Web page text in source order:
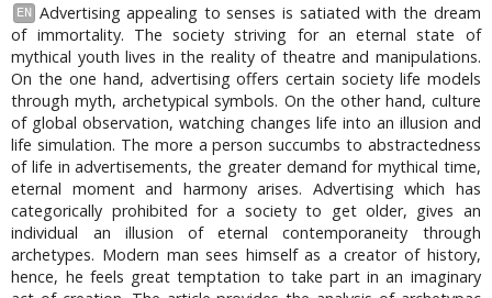
EN
Advertising appealing to senses is satiated with the dream
of immortality. The society striving for an eternal state of
mythical youth lives in the reality of theatre and manipulations.
On the one hand, advertising offers certain society life models
through myth, archetypical symbols. On the other hand, culture
of global observation, watching changes life into an illusion and
life simulation. The more a person succumbs to abstractedness
of life in advertisements, the greater demand for mythical time,
eternal moment and harmony arises. Advertising which has
categorically prohibited for a society to get older, gives an
individual an illusion of eternal contemporaneity through
archetypes. Modern man sees himself as a creator of history,
hence, he feels great temptation to take part in an imaginary